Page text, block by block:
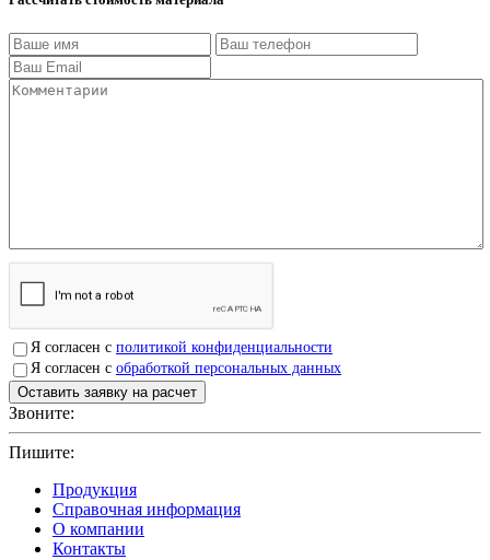
Я согласен с политикой конфиденциальности
Я согласен с обработкой персональных данных
Звоните:
Пишите:
Продукция
Справочная информация
О компании
Контакты